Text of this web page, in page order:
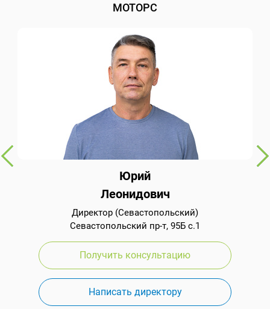
МОТОРС
Юрий
Леонидович
Директор (Севастопольский)
Севастопольский пр-т, 95Б с.1
Получить консультацию
Написать директору